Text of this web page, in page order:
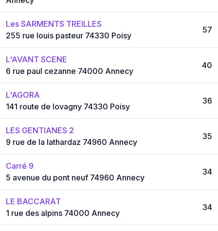
Les SARMENTS TREILLES
255 rue louis pasteur 74330 Poisy
57
L'AVANT SCENE
6 rue paul cezanne 74000 Annecy
40
L'AGORA
141 route de lovagny 74330 Poisy
36
LES GENTIANES 2
9 rue de la lathardaz 74960 Annecy
35
Carré 9
5 avenue du pont neuf 74960 Annecy
34
LE BACCARAT
1 rue des alpins 74000 Annecy
34